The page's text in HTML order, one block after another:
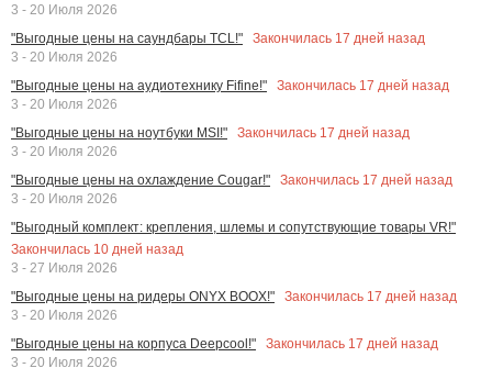
3 - 20 Июля 2026
"Выгодные цены на саундбары TCL!"
Закончилась 17 дней назад
3 - 20 Июля 2026
"Выгодные цены на аудиотехнику Fifine!"
Закончилась 17 дней назад
3 - 20 Июля 2026
"Выгодные цены на ноутбуки MSI!"
Закончилась 17 дней назад
3 - 20 Июля 2026
"Выгодные цены на охлаждение Cougar!"
Закончилась 17 дней назад
3 - 20 Июля 2026
"Выгодный комплект: крепления, шлемы и сопутствующие товары VR!"
Закончилась 10 дней назад
3 - 27 Июля 2026
"Выгодные цены на ридеры ONYX BOOX!"
Закончилась 17 дней назад
3 - 20 Июля 2026
"Выгодные цены на корпуса Deepcool!"
Закончилась 17 дней назад
3 - 20 Июля 2026